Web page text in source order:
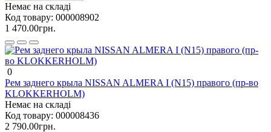
Немає на складі
Код товару: 000008902
1 470.00грн.
0
Рем заднего крыла NISSAN ALMERA I (N15) правого (пр-во
KLOKKERHOLM)
Немає на складі
Код товару: 000008436
2 790.00грн.